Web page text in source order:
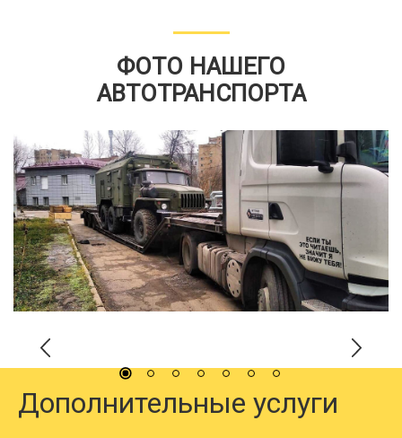
ФОТО НАШЕГО
АВТОТРАНСПОРТА
Дополнительные услуги